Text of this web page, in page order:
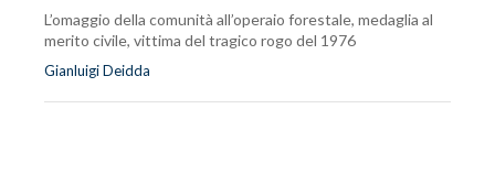
L’omaggio della comunità all’operaio forestale, medaglia al
merito civile, vittima del tragico rogo del 1976
Gianluigi Deidda